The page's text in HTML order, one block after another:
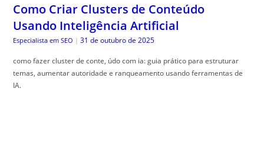
Como Criar Clusters de Conteúdo
Usando Inteligência Artificial
Especialista em SEO | 31 de outubro de 2025
como fazer cluster de conte, údo com ia: guia prático para estruturar
temas, aumentar autoridade e ranqueamento usando ferramentas de
IA.